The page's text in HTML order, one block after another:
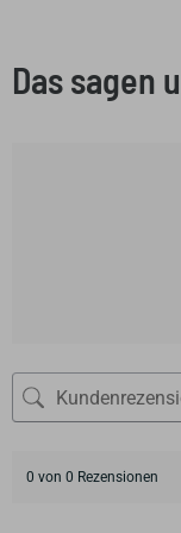
Das sagen
0 von 0 Rezensionen